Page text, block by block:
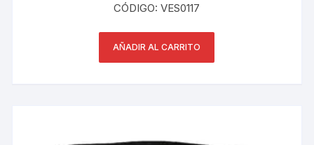
CÓDIGO: VES0117
AÑADIR AL CARRITO